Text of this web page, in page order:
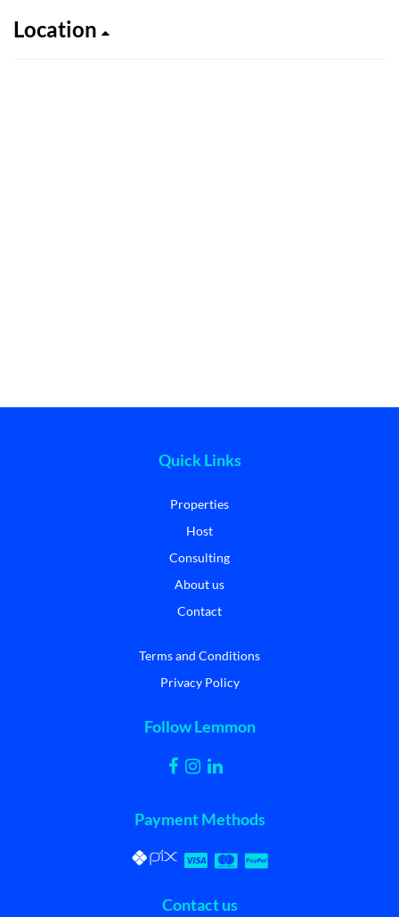
Location
Quick Links
Properties
Host
Consulting
About us
Contact
Terms and Conditions
Privacy Policy
Follow Lemmon
Payment Methods
Contact us